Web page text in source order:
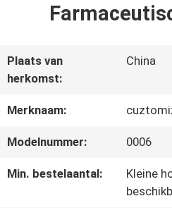
ONGEVEER
ONS
FABRIEKSREIS
Plaats van
herkomst:
China
Merknaam:
Modelnummer: 0006
Min. bestelaantal:
Kleine